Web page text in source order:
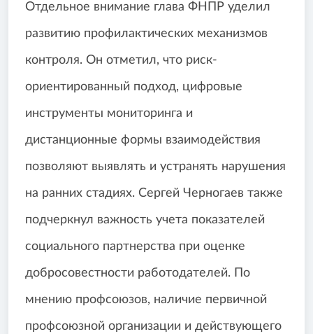
Отдельное внимание глава ФНПР уделил
развитию профилактических механизмов
контроля. Он отметил, что риск-
ориентированный подход, цифровые
инструменты мониторинга и
дистанционные формы взаимодействия
позволяют выявлять и устранять нарушения
на ранних стадиях. Сергей Черногаев также
подчеркнул важность учета показателей
социального партнерства при оценке
добросовестности работодателей. По
мнению профсоюзов, наличие первичной
профсоюзной организации и действующего